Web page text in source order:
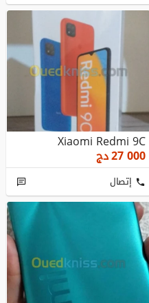
Xiaomi Redmi 9C
27 000دج
إتصال